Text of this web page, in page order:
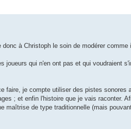
à Christoph le soin de modérer comme
joueurs qui n'en ont pas et qui voudraient
faire, je compte utiliser des pistes sonores
; et enfin l'histoire que je vais raconter.
maîtrise de type traditionnelle (mais